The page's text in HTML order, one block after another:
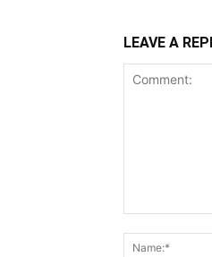
LEAVE A